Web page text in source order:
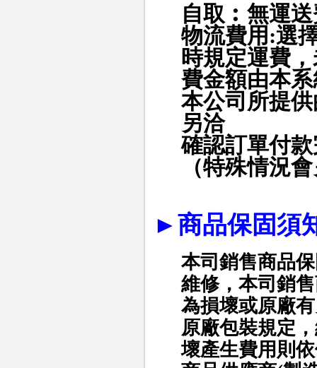
自取︰無運
物流費用 :選
時規定運費
費金額由本
本公司所提
另洽
確認訂單付
（特殊情況
►商品保固須
本司銷售商品
維修，本司銷
為損壞或原廠
原廠包裝規定
壞產生費用則